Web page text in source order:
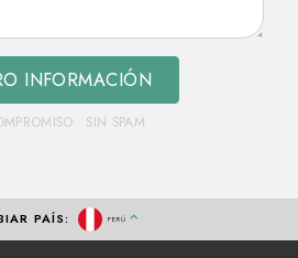
INFORMACIÓN
· SIN SPAM
PAÍS: PERÚ